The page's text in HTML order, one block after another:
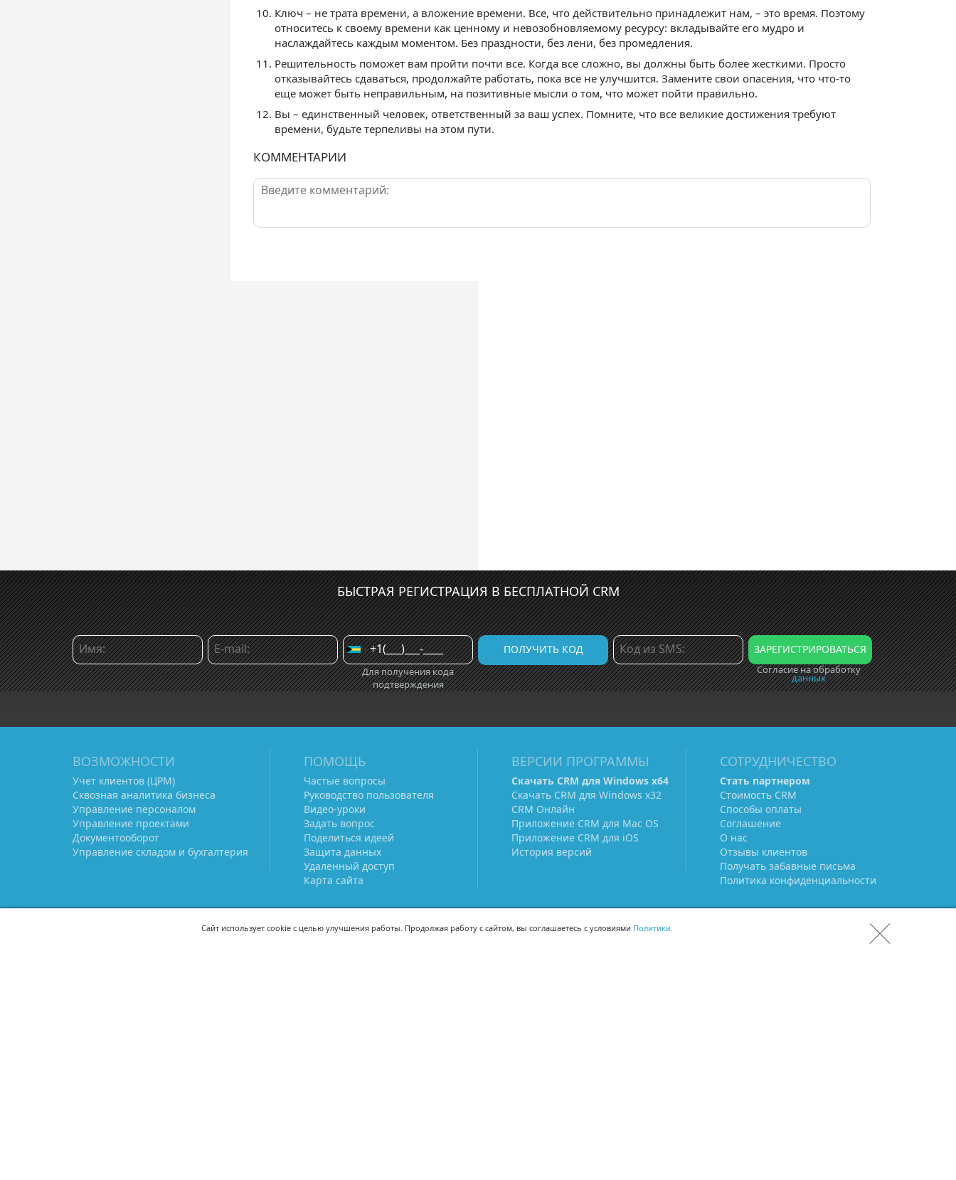
Ключ – не трата времени, а вложение времени. Все, что действительно принадлежит нам, – это время. Поэтому
относитесь к своему времени как ценному и невозобновляемому ресурсу: вкладывайте его мудро и
наслаждайтесь каждым моментом. Без праздности, без лени, без промедления.
Решительность поможет вам пройти почти все. Когда все сложно, вы должны быть более жесткими. Просто
отказывайтесь сдаваться, продолжайте работать, пока все не улучшится. Замените свои опасения, что что-то
еще может быть неправильным, на позитивные мысли о том, что может пойти правильно.
Вы – единственный человек, ответственный за ваш успех. Помните, что все великие достижения требуют
времени, будьте терпеливы на этом пути.
КОММЕНТАРИИ
БЫСТРАЯ РЕГИСТРАЦИЯ В БЕСПЛАТНОЙ CRM
Для получения кода
подтверждения
Согласие на обработку
данных
ВОЗМОЖНОСТИ
Учет клиентов (ЦРМ)
Сквозная аналитика бизнеса
Управление персоналом
Управление проектами
Документооборот
Управление складом и бухгалтерия
ПОМОЩЬ
Частые вопросы
Руководство пользователя
Видео-уроки
Задать вопрос
Поделиться идеей
Защита данных
Удаленный доступ
Карта сайта
ВЕРСИИ ПРОГРАММЫ
Скачать CRM для Windows х64
Скачать CRM для Windows х32
CRM Онлайн
Приложение CRM для Mac OS
Приложение CRM для iOS
История версий
СОТРУДНИЧЕСТВО
Стать партнером
Стоимость CRM
Способы оплаты
Соглашение
О нас
Отзывы клиентов
Получать забавные письма
Политика конфиденциальности
Сайт использует cookie с целью улучшения работы. Продолжая работу с сайтом, вы соглашаетесь с условиями Политики.